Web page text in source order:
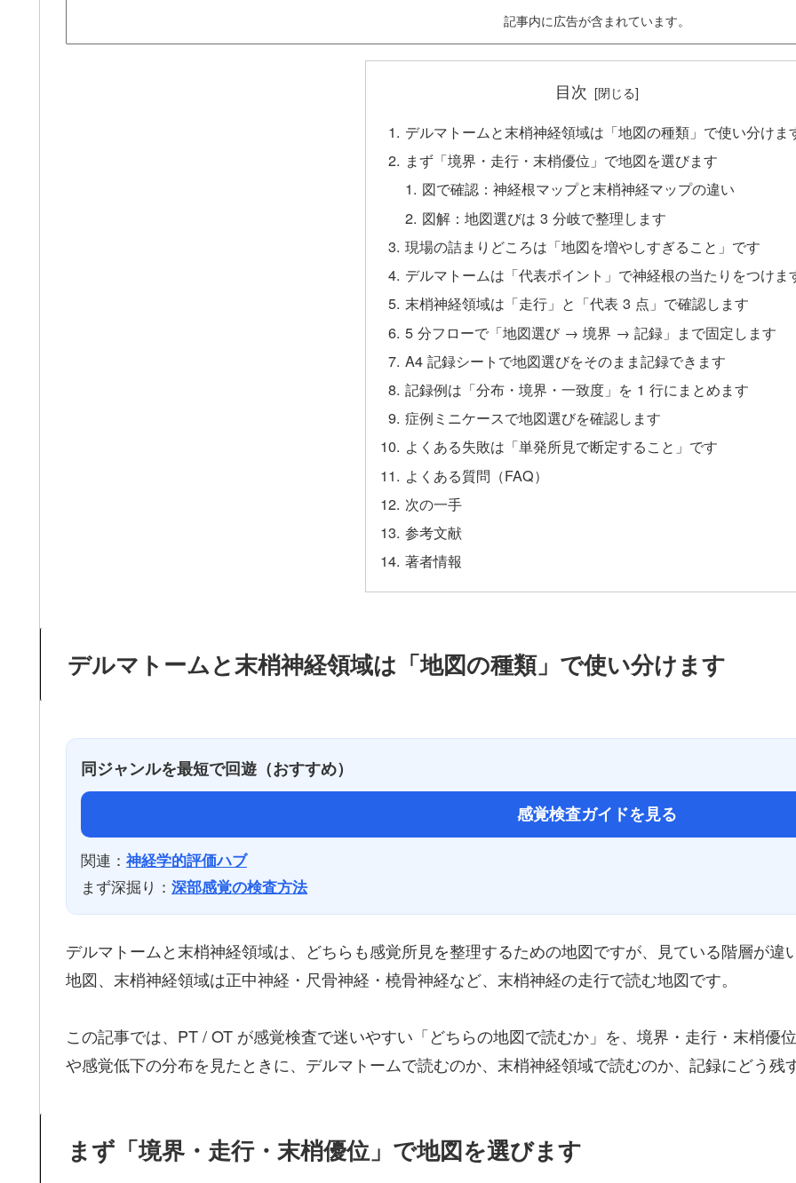
記事内に広告が含まれています。
目次
デルマトームと末梢神経領域は「地図の種類」で使い分けま
まず「境界・走行・末梢優位」で地図を選びます
図で確認：神経根マップと末梢神経マップの違い
図解：地図選びは 3 分岐で整理します
現場の詰まりどころは「地図を増やしすぎること」です
デルマトームは「代表ポイント」で神経根の当たりをつけま
末梢神経領域は「走行」と「代表 3 点」で確認します
5 分フローで「地図選び → 境界 → 記録」まで固定します
A4 記録シートで地図選びをそのまま記録できます
記録例は「分布・境界・一致度」を 1 行にまとめます
症例ミニケースで地図選びを確認します
よくある失敗は「単発所見で断定すること」です
よくある質問（FAQ）
次の一手
参考文献
著者情報
デルマトームと末梢神経領域は「地図の種類」で使い分けます
同ジャンルを最短で回遊（おすすめ）
感覚検査ガイドを見る
関連： 神経学的評価ハブ
まず深掘り： 深部感覚の検査方法
デルマトームと末梢神経領域は、どちらも感覚所見を整理するための地図ですが、見ている階層が
地図、末梢神経領域は正中神経・尺骨神経・橈骨神経など、末梢神経の走行で読む地図です。
この記事では、PT / OT が感覚検査で迷いやすい「どちらの地図で読むか」を、境界・走行・末梢優
や感覚低下の分布を見たときに、デルマトームで読むのか、末梢神経領域で読むのか、記録にどう残
まず「境界・走行・末梢優位」で地図を選びます